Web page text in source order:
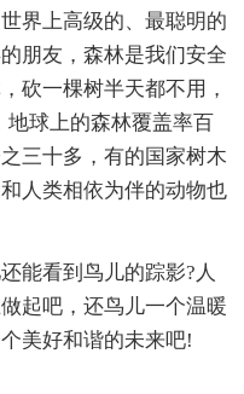
界上高级的、最聪明的
朋友，森林是我们安全
砍一棵树半天都不用，
球上的森林覆盖率百
三十多，有的国家树木
人类相依为伴的动物也
能看到鸟儿的踪影?人
起吧，还鸟儿一个温暖
美好和谐的未来吧!